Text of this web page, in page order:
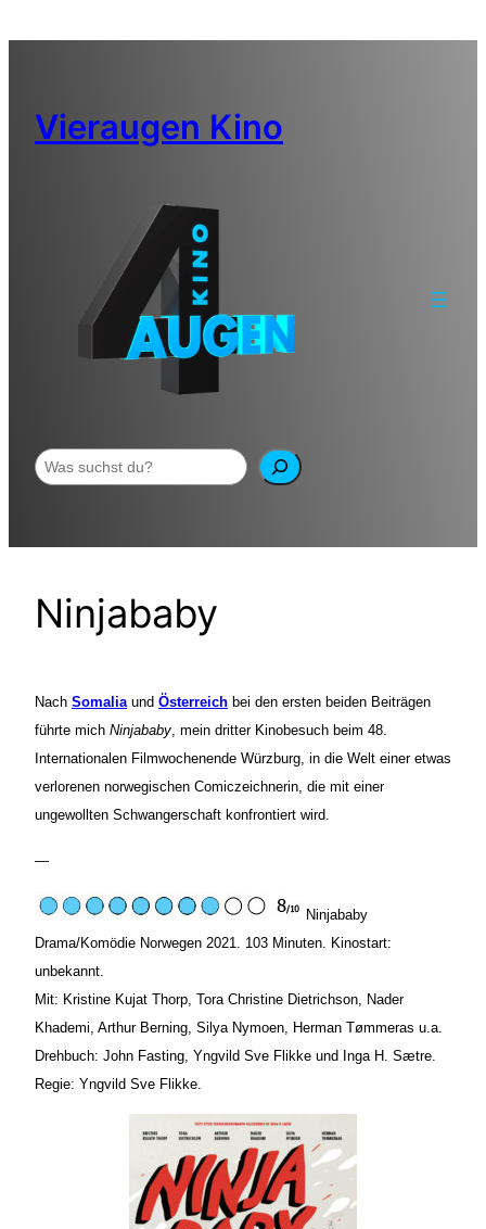
Vieraugen Kino
Suchen
Ninjababy
Nach Somaliaund Österreich bei den ersten beiden Beiträgen
führte mich Ninjababy, mein dritter Kinobesuch beim 48.
Internationalen Filmwochenende Würzburg, in die Welt einer etwas
verlorenen norwegischen Comiczeichnerin, die mit einer
ungewollten Schwangerschaft konfrontiert wird.
—
Ninjababy
Drama/Komödie Norwegen 2021. 103 Minuten. Kinostart:
unbekannt.
Mit: Kristine Kujat Thorp, Tora Christine Dietrichson, Nader
Khademi, Arthur Berning, Silya Nymoen, Herman Tømmeras u.a.
Drehbuch: John Fasting, Yngvild Sve Flikke und Inga H. Sætre.
Regie: Yngvild Sve Flikke.